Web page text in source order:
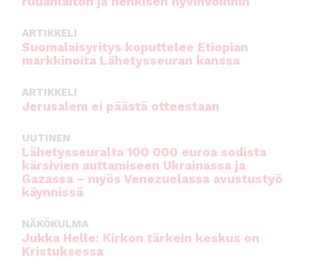
ARTIKKELI
Suomalaisyritys koputtelee Etiopian
markkinoita Lähetysseuran kanssa
ARTIKKELI
Jerusalem ei päästä otteestaan
UUTINEN
Lähetysseuralta 100 000 euroa sodista
kärsivien auttamiseen Ukrainassa ja
Gazassa – myös Venezuelassa avustustyö
käynnissä
NÄKÖKULMA
Jukka Helle: Kirkon tärkein keskus on
Kristuksessa